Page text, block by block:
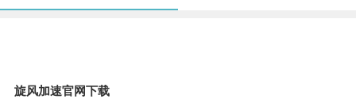
旋风加速官网下载